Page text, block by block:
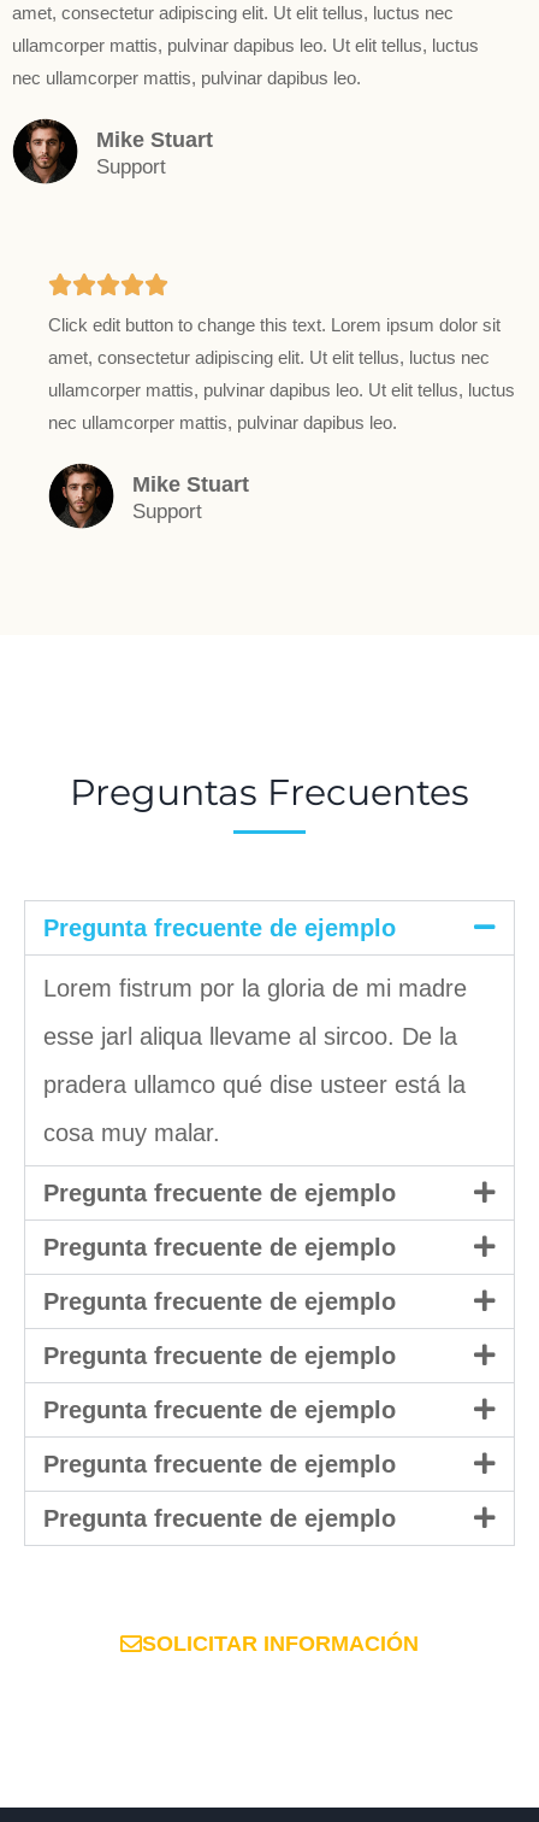
5
amet, consectetur adipiscing elit. Ut elit tellus, luctus nec
ullamcorper mattis, pulvinar dapibus leo. Ut elit tellus, luctus
nec ullamcorper mattis, pulvinar dapibus leo.
Mike Stuart
Support

/
5
Click edit button to change this text. Lorem ipsum dolor sit
amet, consectetur adipiscing elit. Ut elit tellus, luctus nec
ullamcorper mattis, pulvinar dapibus leo. Ut elit tellus, luctus
nec ullamcorper mattis, pulvinar dapibus leo.
Mike Stuart
Support
Preguntas Frecuentes
Pregunta frecuente de ejemplo
Lorem fistrum por la gloria de mi madre
esse jarl aliqua llevame al sircoo. De la
pradera ullamco qué dise usteer está la
cosa muy malar.
Pregunta frecuente de ejemplo
Pregunta frecuente de ejemplo
Pregunta frecuente de ejemplo
Pregunta frecuente de ejemplo
Pregunta frecuente de ejemplo
Pregunta frecuente de ejemplo
Pregunta frecuente de ejemplo
SOLICITAR INFORMACIÓN